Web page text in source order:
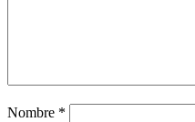
Nombre *